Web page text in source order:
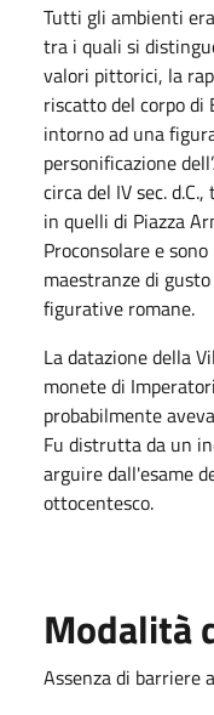
Tutti gli ambienti
tra i quali si
valori pittorici, la
riscatto del corpo di
intorno ad una
personificazione
circa del IV sec.
in quelli di Piazza
Proconsolare e
maestranze di
figurative romane.
La datazione della
monete di
probabilmente
Fu distrutta da un
arguire dall'esame
ottocentesco.
Modalità
Assenza di barriere